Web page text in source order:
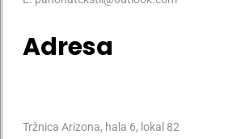
Adresa
Tržnica Arizona, hala 6, lokal 82